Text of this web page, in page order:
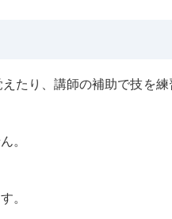
たり、講師の補助で技を練
。
。